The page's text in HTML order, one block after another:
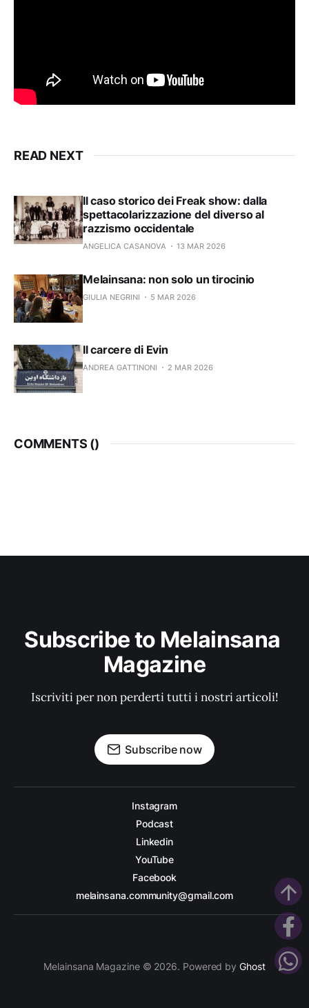
arrow_upward
READ NEXT
Il caso storico dei Freak show: dalla
spettacolarizzazione del diverso al
razzismo occidentale
ANGELICA CASANOVA 13 MAR 2026
Melainsana: non solo un tirocinio
GIULIA NEGRINI 5 MAR 2026
Il carcere di Evin
ANDREA GATTINONI 2 MAR 2026
COMMENTS ()
Subscribe to Melainsana
Magazine
Iscriviti per non perderti tutti i nostri articoli!
Subscribe now
Instagram
Podcast
Linkedin
YouTube
Facebook
melainsana.community@gmail.com
Melainsana Magazine © 2026. Powered byGhost